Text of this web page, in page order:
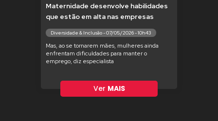
Maternidade desenvolve habilidades
que estão em alta nas empresas
Diversidade & Inclusão - 07/05/2026 - 10h43
Mas, ao se tornarem mães, mulheres ainda
enfrentam dificuldades para manter o
emprego, diz especialista
Ver MAIS